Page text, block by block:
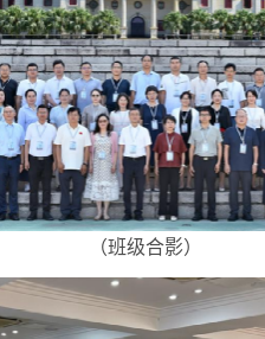
（班级合影）